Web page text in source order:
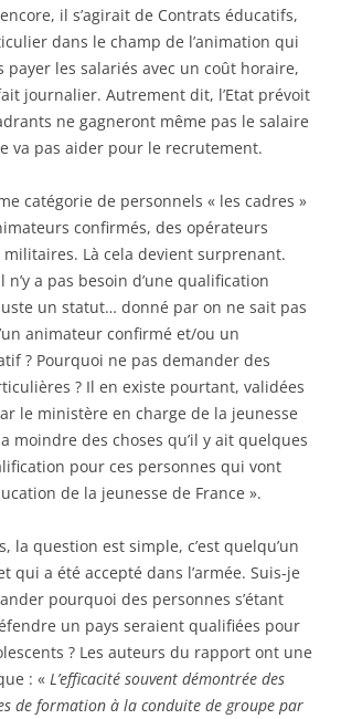
il s’agirait de Contrats éducatifs,
dans le champ de l’animation qui
payer les salariés avec un coût horaire,
journalier. Autrement dit, l’Etat prévoit
ne gagneront même pas le salaire
va pas aider pour le recrutement.
de personnels « les cadres »
confirmés, des opérateurs
militaires. Là cela devient surprenant.
n’y a pas besoin d’une qualification
un statut… donné par on ne sait pas
animateur confirmé et/ou un
? Pourquoi ne pas demander des
? Il en existe pourtant, validées
le ministère en charge de la jeunesse
moindre des choses qu’il y ait quelques
pour ces personnes qui vont
de la jeunesse de France ».
la question est simple, c’est quelqu’un
qui a été accepté dans l’armée. Suis-je
pourquoi des personnes s’étant
un pays seraient qualifiées pour
? Les auteurs du rapport ont une
: « L’efficacité souvent démontrée des
de formation à la conduite de groupe par